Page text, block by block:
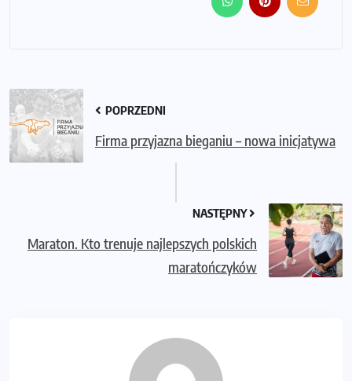
POPRZEDNI
Firma przyjazna bieganiu – nowa inicjatywa
NASTĘPNY
Maraton. Kto trenuje najlepszych polskich
maratończyków